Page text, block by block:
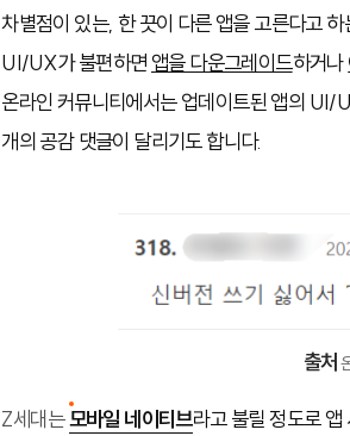
차별점이 있는, 한 끗이 다른 앱을 고른다고 하
UI/UX가 불편하면 앱을 다운그레이드하거나
온라인 커뮤니티에서는 업데이트된 앱의 UI/
개의 공감 댓글이 달리기도 합니다.
출처
Z세대는모바일 네이티브라고 불릴 정도로 앱